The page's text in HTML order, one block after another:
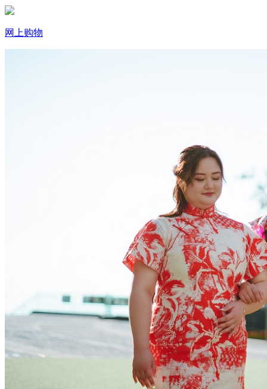
网上购物